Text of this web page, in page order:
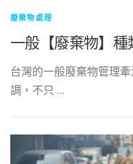
廢棄物處理
一般【廢棄物】種
台灣的一般廢棄物管理
調，不只 …